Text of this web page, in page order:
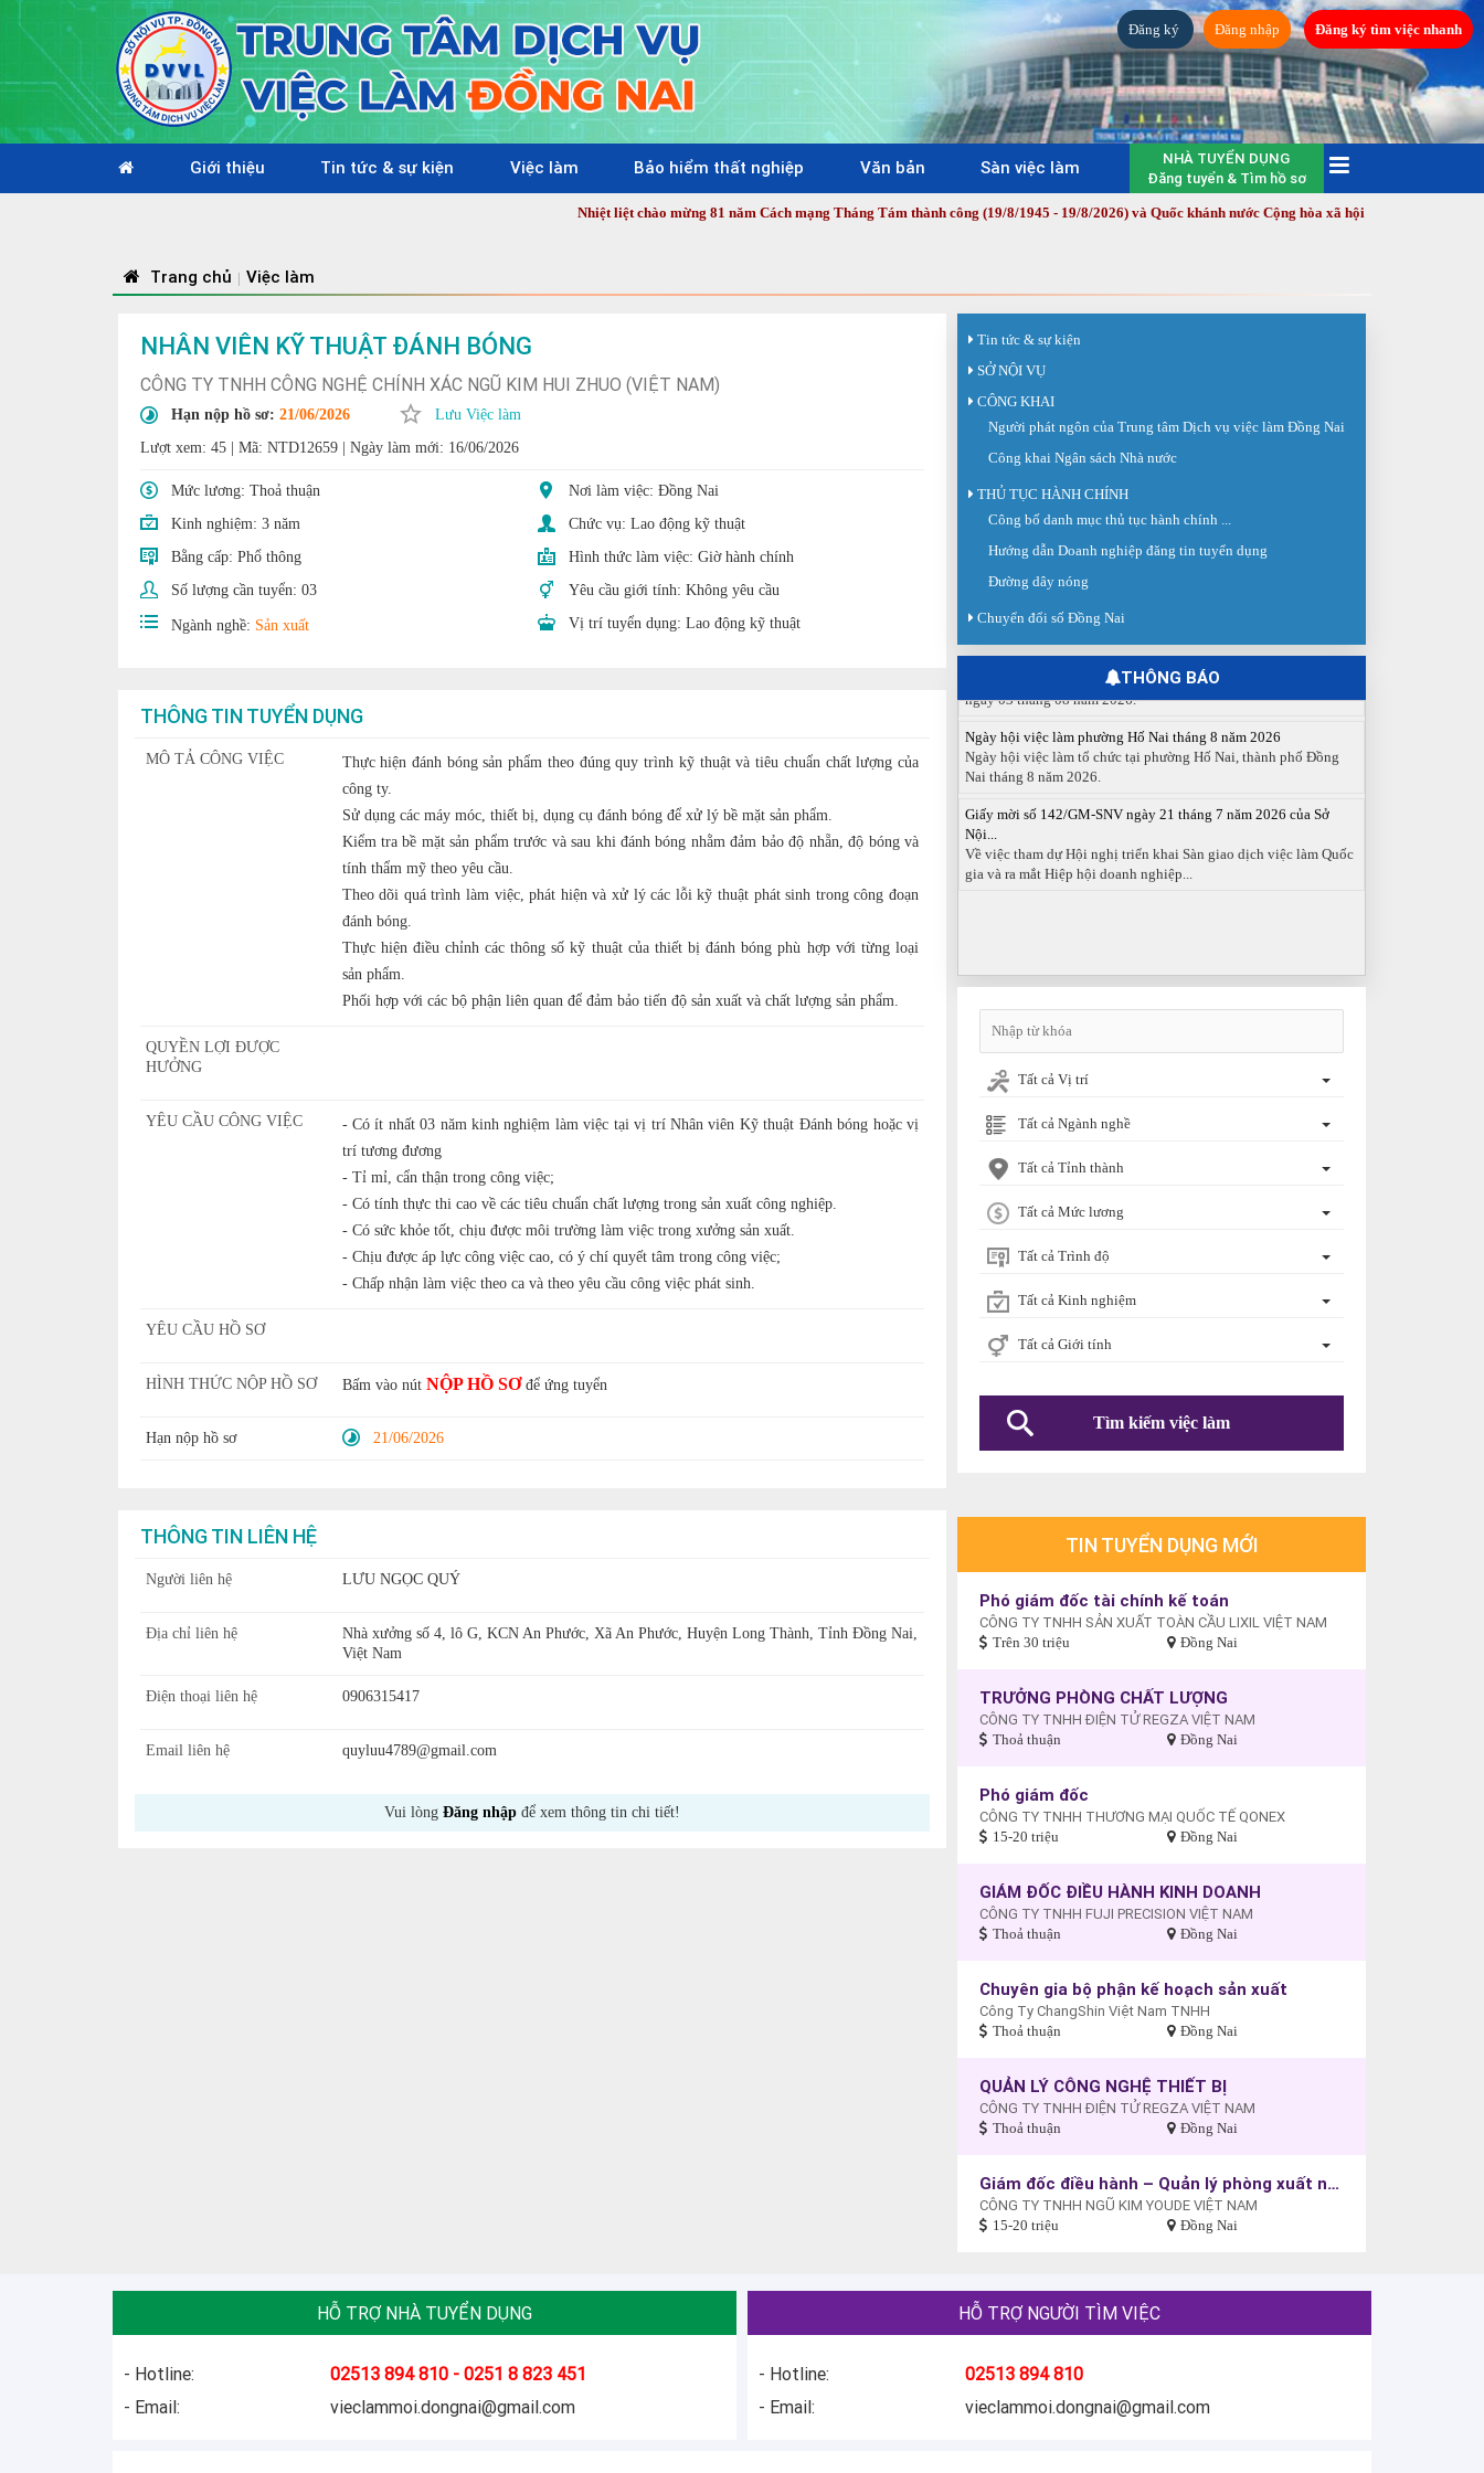
Đăng ký Đăng nhập Đăng ký tìm việc nhanh
Giới thiệu Tin tức & sự kiện Việc làm Bảo hiểm thất nghiệp Văn bản Sàn việc làm
NHÀ TUYỂN DỤNG
Đăng tuyển & Tìm hồ sơ
Nhiệt liệt chào mừng 81 năm Cách mạng Tháng Tám thành công (19/8/1945 - 19/8/2026) và Quốc khánh nước Cộng hòa xã hội chủ nghĩa Việt Nam (2/9/
Trang chủ | Việc làm
NHÂN VIÊN KỸ THUẬT ĐÁNH BÓNG
CÔNG TY TNHH CÔNG NGHỆ CHÍNH XÁC NGŨ KIM HUI ZHUO (VIỆT NAM)
Hạn nộp hồ sơ: 21/06/2026
Lưu Việc làm
Lượt xem: 45
Mã: NTD12659 Ngày làm mới: 16/06/2026
Mức lương: Thoả thuận
Nơi làm việc: Đồng Nai
Kinh nghiệm: 3 năm Chức vụ: Lao động kỹ thuật
Bằng cấp: Phổ thông Hình thức làm việc: Giờ hành chính
Số lượng cần tuyển: 03 Yêu cầu giới tính: Không yêu cầu
Ngành nghề: Sản xuất Vị trí tuyển dụng: Lao động kỹ thuật
THÔNG TIN TUYỂN DỤNG
MÔ TẢ CÔNG VIỆC
Thực hiện đánh bóng sản phẩm theo đúng quy trình kỹ thuật và tiêu chuẩn chất lượng của
công ty.
Sử dụng các máy móc, thiết bị, dụng cụ đánh bóng để xử lý bề mặt sản phẩm.
Kiểm tra bề mặt sản phẩm trước và sau khi đánh bóng nhằm đảm bảo độ nhẵn, độ bóng và
tính thẩm mỹ theo yêu cầu.
Theo dõi quá trình làm việc, phát hiện và xử lý các lỗi kỹ thuật phát sinh trong công đoạn
đánh bóng.
Thực hiện điều chỉnh các thông số kỹ thuật của thiết bị đánh bóng phù hợp với từng loại
sản phẩm.
Phối hợp với các bộ phận liên quan để đảm bảo tiến độ sản xuất và chất lượng sản phẩm.
QUYỀN LỢI ĐƯỢC
HƯỞNG
YÊU CẦU CÔNG VIỆC
- Có ít nhất 03 năm kinh nghiệm làm việc tại vị trí Nhân viên Kỹ thuật Đánh bóng hoặc vị
trí tương đương
- Tỉ mỉ, cẩn thận trong công việc;
- Có tính thực thi cao về các tiêu chuẩn chất lượng trong sản xuất công nghiệp.
- Có sức khỏe tốt, chịu được môi trường làm việc trong xưởng sản xuất.
- Chịu được áp lực công việc cao, có ý chí quyết tâm trong công việc;
- Chấp nhận làm việc theo ca và theo yêu cầu công việc phát sinh.
YÊU CẦU HỒ SƠ
HÌNH THỨC NỘP HỒ SƠ Bấm vào nút NỘP HỒ SƠđể ứng tuyển
Hạn nộp hồ sơ 21/06/2026
THÔNG TIN LIÊN HỆ
Người liên hệ LƯU NGỌC QUÝ
Địa chỉ liên hệ
Nhà xưởng số 4, lô G, KCN An Phước, Xã An Phước, Huyện Long Thành, Tỉnh Đồng Nai,
Việt Nam
Điện thoại liên hệ 0906315417
Email liên hệ quyluu4789@gmail.com
Vui lòng Đăng nhập để xem thông tin chi tiết!
Tin tức & sự kiện
SỞ NỘI VỤ
CÔNG KHAI
Người phát ngôn của Trung tâm Dịch vụ việc làm Đồng Nai
Công khai Ngân sách Nhà nước
THỦ TỤC HÀNH CHÍNH
Công bố danh mục thủ tục hành chính ...
Hướng dẫn Doanh nghiệp đăng tin tuyển dụng
Đường dây nóng
Chuyển đổi số Đồng Nai
THÔNG BÁO
Sáng ngày 03/8/2026, Trung tâm Dịch vụ việc làm Đồng Nai tổ
chức Sàn giao dịch việc làm lần thứ 08...
Báo cáo số 141/BC-TTDVVL của Trung tâm Dịch vụ việc làm
Đồng...
ngày 03 tháng 08 năm 2026.
Ngày hội việc làm phường Hố Nai tháng 8 năm 2026
Ngày hội việc làm tổ chức tại phường Hố Nai, thành phố Đồng
Nai tháng 8 năm 2026.
Giấy mời số 142/GM-SNV ngày 21 tháng 7 năm 2026 của Sở
Nội...
Về việc tham dự Hội nghị triển khai Sàn giao dịch việc làm Quốc
gia và ra mắt Hiệp hội doanh nghiệp...
Tất cả Vị trí
Tất cả Ngành nghề
Tất cả Tỉnh thành
Tất cả Mức lương
Tất cả Trình độ
Tất cả Kinh nghiệm
Tất cả Giới tính
TIN TUYỂN DỤNG MỚI
Phó giám đốc tài chính kế toán
CÔNG TY TNHH SẢN XUẤT TOÀN CẦU LIXIL VIỆT NAM
Trên 30 triệu Đồng Nai
TRƯỞNG PHÒNG CHẤT LƯỢNG
CÔNG TY TNHH ĐIỆN TỬ REGZA VIỆT NAM
Thoả thuận Đồng Nai
Phó giám đốc
CÔNG TY TNHH THƯƠNG MẠI QUỐC TẾ QONEX
15-20 triệu Đồng Nai
GIÁM ĐỐC ĐIỀU HÀNH KINH DOANH
CÔNG TY TNHH FUJI PRECISION VIỆT NAM
Thoả thuận Đồng Nai
Chuyên gia bộ phận kế hoạch sản xuất
Công Ty ChangShin Việt Nam TNHH
Thoả thuận Đồng Nai
QUẢN LÝ CÔNG NGHỆ THIẾT BỊ
CÔNG TY TNHH ĐIỆN TỬ REGZA VIỆT NAM
Thoả thuận Đồng Nai
Giám đốc điều hành – Quản lý phòng xuất nhập khẩu
CÔNG TY TNHH NGŨ KIM YOUDE VIỆT NAM
15-20 triệu Đồng Nai
HỖ TRỢ NHÀ TUYỂN DỤNG
- Hotline:
02513 894 810 - 0251 8 823 451
- Email:
vieclammoi.dongnai@gmail.com
HỖ TRỢ NGƯỜI TÌM VIỆC
- Hotline:
02513 894 810
- Email:
vieclammoi.dongnai@gmail.com